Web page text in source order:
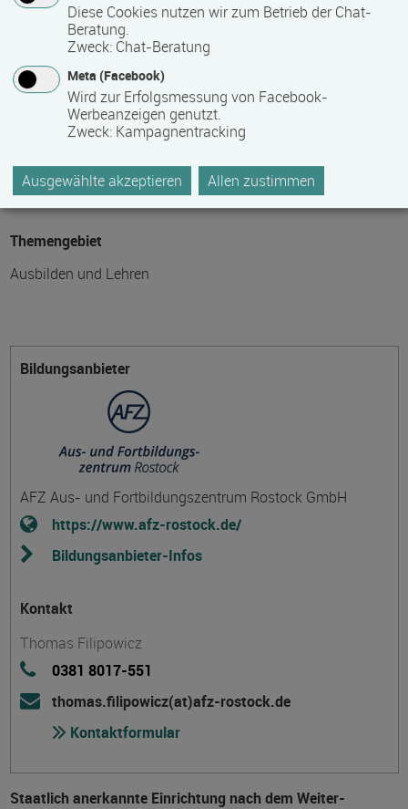
Fördermöglichkeiten
auf Anfrage
Weitere Informationen im Internet
auf der Internetseite des Bildungsanbieters
Themengebiet
Ausbilden und Lehren
Bildungsanbieter
AFZ Aus- und Fortbildungszentrum Rostock GmbH
https://www.afz-rostock.de/
Bildungsanbieter-Infos
Kontakt
Thomas Filipowicz
0381 8017-551
thomas.filipowicz(at)afz-rostock.de
Kontaktformular
Staatlich anerkannte Einrichtung nach dem Weiter­
Diese Cookies nutzen wir zum Betrieb der Chat-
Beratung.
Zweck: Chat-Beratung
Meta (Facebook)
Wird zur Erfolgsmessung von Facebook-
Werbeanzeigen genutzt.
Zweck: Kampagnentracking
Ausgewählte akzeptieren Allen zustimmen